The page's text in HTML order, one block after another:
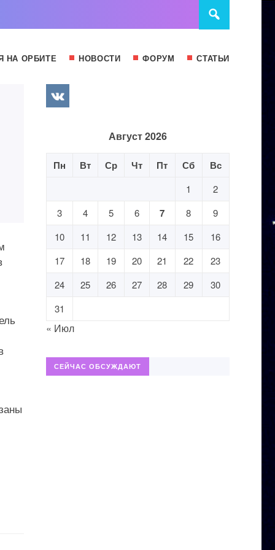
НА ОРБИТЕ НОВОСТИ ФОРУМ СТАТЬИ
Август 2026
Пн Вт Ср Чт Пт Сб Вс
1
2
3
4 5 6 7 8
9
10
11 12 13 14 15
16
17
18 19 20 21 22
23
24
25 26 27 28 29
30
31
« Июл
СЕЙЧАС ОБСУЖДАЮТ